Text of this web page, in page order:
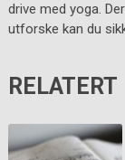
drive med yoga.
utforske kan du
RELATERT